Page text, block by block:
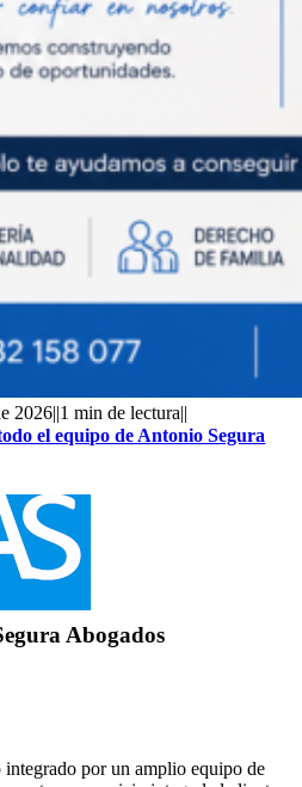
2026||1 min de lectura||
el equipo de Antonio Segura
Abogados
integrado por un amplio equipo de